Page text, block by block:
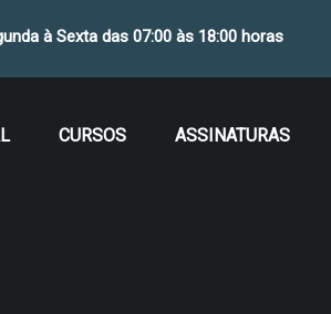
à Sexta das 07:00 às 18:00 horas
CURSOS ASSINATURAS